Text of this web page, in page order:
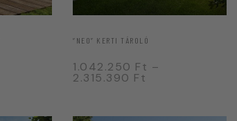
“NEO” KERTI TÁROLÓ
1.042.250 Ft –
2.315.390 Ft